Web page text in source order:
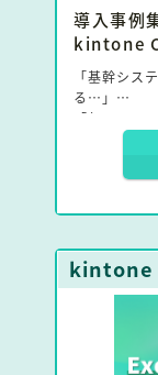
導入事
kintone
「基幹シス
る…」
「毎日の
「手作業に
悩んでいる
kintone
本資料では
タ連携を自
的にご紹介
kintone